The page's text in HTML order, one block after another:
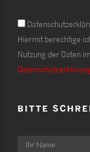
Hiermit berechtige
Nutzung der Daten
BITTE